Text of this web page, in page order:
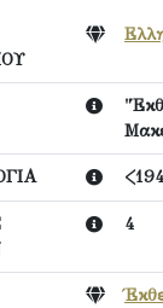
4